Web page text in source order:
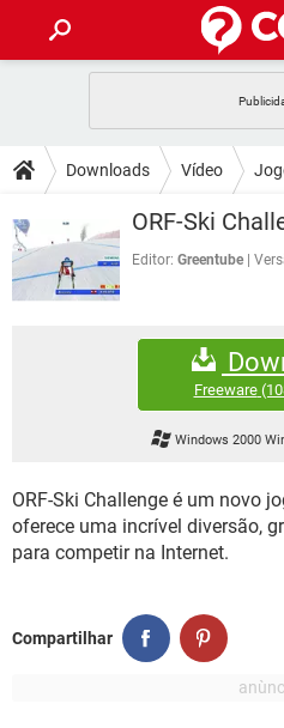
CELULAR
OUTLOOK
INSTAGRAM
GUIA DE COMPRAS
DICAS
JOGOS
CELULAR
OUTLOOK
DOWNLOADS
JOGOS
CELULAR
FÓRUM
INSTAGRAM
GUIA DE COMPRAS
Downloads Vídeo
ORF-Ski
Editor: Greentube
Freeware
Windows 2000
ORF-Ski Challenge é um novo
oferece uma incrível diversão,
para competir na Internet.
Compartilhar